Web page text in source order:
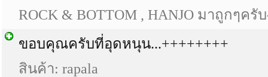
ROCK & BOTTOM , HANJO มาถูกๆครั
ขอบคุณครับที่อุดหนุน...++++++++
สินค้า: rapala